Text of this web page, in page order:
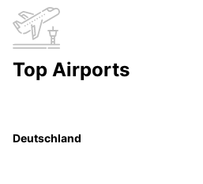
Top Airports
Deutschland